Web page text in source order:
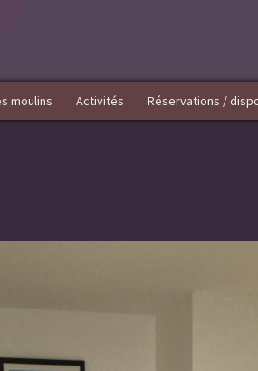
moulins Activités Réservations /